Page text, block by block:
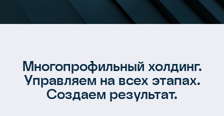
Многопрофильный холдинг.
Управляем на всех этапах.
Создаем результат.